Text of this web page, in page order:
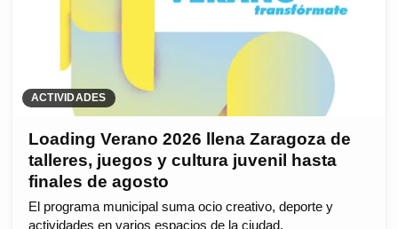
ACTIVIDADES
Loading Verano 2026 llena Zaragoza de
talleres, juegos y cultura juvenil hasta
finales de agosto
El programa municipal suma ocio creativo, deporte y
actividades en varios espacios de la ciudad.